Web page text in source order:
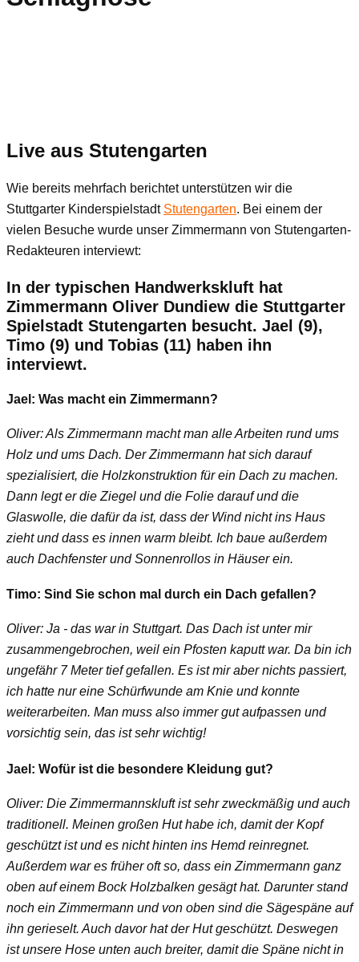
Live aus Stutengarten
Wie bereits mehrfach berichtet unterstützen wir die
Stuttgarter Kinderspielstadt Stutengarten. Bei einem der
vielen Besuche wurde unser Zimmermann von Stutengarten-
Redakteuren interviewt:
In der typischen Handwerkskluft hat
Zimmermann Oliver Dundiew die Stuttgarter
Spielstadt Stutengarten besucht. Jael (9),
Timo (9) und Tobias (11) haben ihn
interviewt.
Jael: Was macht ein Zimmermann?
Oliver: Als Zimmermann macht man alle Arbeiten rund ums
Holz und ums Dach. Der Zimmermann hat sich darauf
spezialisiert, die Holzkonstruktion für ein Dach zu machen.
Dann legt er die Ziegel und die Folie darauf und die
Glaswolle, die dafür da ist, dass der Wind nicht ins Haus
zieht und dass es innen warm bleibt. Ich baue außerdem
auch Dachfenster und Sonnenrollos in Häuser ein.
Timo: Sind Sie schon mal durch ein Dach gefallen?
Oliver: Ja - das war in Stuttgart. Das Dach ist unter mir
zusammengebrochen, weil ein Pfosten kaputt war. Da bin ich
ungefähr 7 Meter tief gefallen. Es ist mir aber nichts passiert,
ich hatte nur eine Schürfwunde am Knie und konnte
weiterarbeiten. Man muss also immer gut aufpassen und
vorsichtig sein, das ist sehr wichtig!
Jael: Wofür ist die besondere Kleidung gut?
Oliver: Die Zimmermannskluft ist sehr zweckmäßig und auch
traditionell. Meinen großen Hut habe ich, damit der Kopf
geschützt ist und es nicht hinten ins Hemd reinregnet.
Außerdem war es früher oft so, dass ein Zimmermann ganz
oben auf einem Bock Holzbalken gesägt hat. Darunter stand
noch ein Zimmermann und von oben sind die Sägespäne auf
ihn gerieselt. Auch davor hat der Hut geschützt. Deswegen
ist unsere Hose unten auch breiter, damit die Späne nicht in